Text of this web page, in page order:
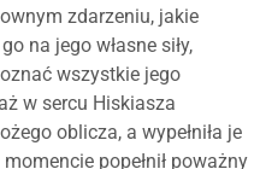
zdarzeniu, jakie
na jego własne siły,
wszystkie jego
w sercu Hiskiasza
oblicza, a wypełniła je
popełnił poważny